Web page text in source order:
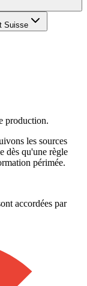
Suisse
production.
les sources
dès qu'une règle
périmée.
accordées par